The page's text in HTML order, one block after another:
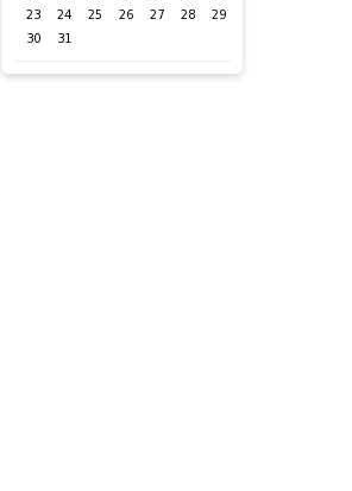
23
24 25 26 27 28
29
30
31